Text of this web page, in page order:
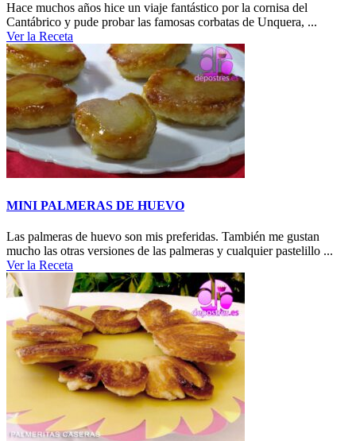
Hace muchos años hice un viaje fantástico por la cornisa del
Cantábrico y pude probar las famosas corbatas de Unquera, ...
Ver la Receta
MINI PALMERAS DE HUEVO
Las palmeras de huevo son mis preferidas. También me gustan
mucho las otras versiones de las palmeras y cualquier pastelillo ...
Ver la Receta